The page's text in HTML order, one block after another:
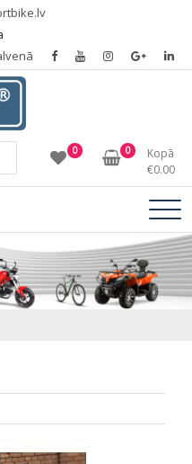
0 0
Kopā
€0.00